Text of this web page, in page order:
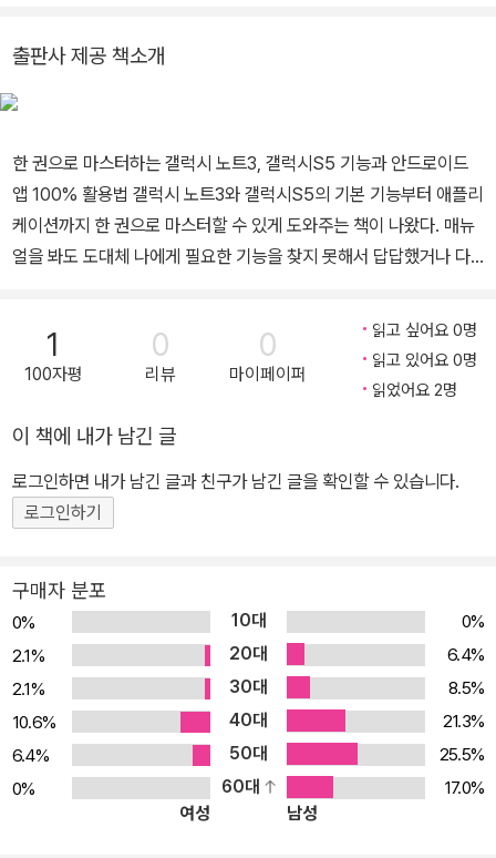
트폰과 태블릿PC가 가져올 세상의 변화에 적극 동참하려고 노력하
고 있다.
출판사 제공 책소개
한 권으로 마스터하는 갤럭시 노트3, 갤럭시S5 기능과 안드로이드
앱 100% 활용법 갤럭시 노트3와 갤럭시S5의 기본 기능부터 애플리
케이션까지 한 권으로 마스터할 수 있게 도와주는 책이 나왔다. 매뉴
얼을 봐도 도대체 나에게 필요한 기능을 찾지 못해서 답답했거나 다
몰라서 아쉬웠다면 이 책을 보자. 실제 갤럭시 노트3 & 갤럭시S5 화
면과 똑같은 그림으로 설명되어 있어 따라 익히기 쉽고 통신사별 설
명이 함께 있어 이해하기 쉽다. Step 1 한눈에 보기 갤럭시 노트3 &
번 마주치는 홈 화면 사용법, 화면을 가득 채운 애플리케이션 관리법,
목소리로 검색하기, 글자 입력하기, 파일 전송하기, 초기화 및 복원까
지 기본 중의 기본 기능을 설명한다. Step 2 기본 애플리케이션 활용
법 갤럭시 노트3 & 갤럭시S5에 설치되어 있는 애플리케이션을 설명
갤럭시S5와 함께 즐길 수 있는 다양한 애플리케이션 활용법을 익힐
수 있다. Play 스토어를 비롯한 여러 스토어에서 애플리케이션을 설
치하는 방법을 익힐 수 있어서 스마트폰에 이미 설치되어 있는 애플
리케이션 외에 내게 필요한 애플리케이션을 찾을 수 있게 도와준다.
Step 3 고급 애플리케이션 활용법 Play 스토어, Galaxy Apps 등
각종 스토어에서 갤럭시 노트3 & 갤럭시S5를 스마트하게 만들어주
는 애플리케이션을 찾아서 활용할 수 있게 도와준다. 일상생활, 학습·
업무, 여행, 오락·휴식 등 분야별 최고의 애플리케이션만 골라서 소개
1
100자평
0
리뷰
0
마이페이퍼
읽고 싶어요 0명
읽고 있어요 0명
읽었어요 2명
이 책에 내가 남긴 글
로그인하면 내가 남긴 글과 친구가 남긴 글을 확인할 수 있습니다.
로그인하기
구매자 분포
0% 10대
0%
2.1%
20대
6.4%
2.1%
30대
8.5%
10.6%
40대
21.3%
6.4%
50대
25.5%
0%
60대
17.0%
여성
남성